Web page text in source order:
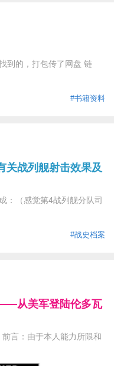
到的，打包传了网盘 链
#书籍资料
关战列舰射击效果及
：（感觉第4战列舰分队司
#战史档案
从美军登陆伦多瓦
言：由于本人能力所限和